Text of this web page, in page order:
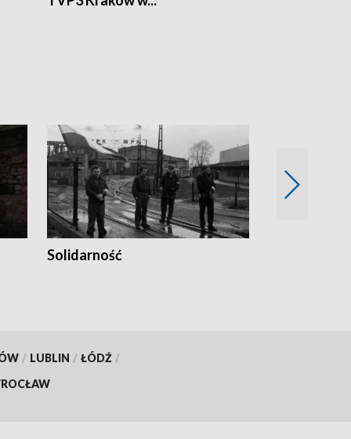
Solidarność
/ LUBLIN / ŁÓDŹ /